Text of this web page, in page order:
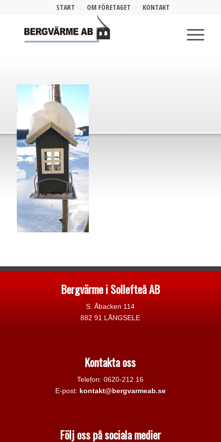
START OM FÖRETAGET KONTAKT
Bergvärme i Sollefteå AB
S. Åbacken 114
882 91 LÅNGSELE
Kontakta oss
Telefon: 0620-212 16
E-post: kontakt@bergvarmeab.se
Följ oss på sociala medier